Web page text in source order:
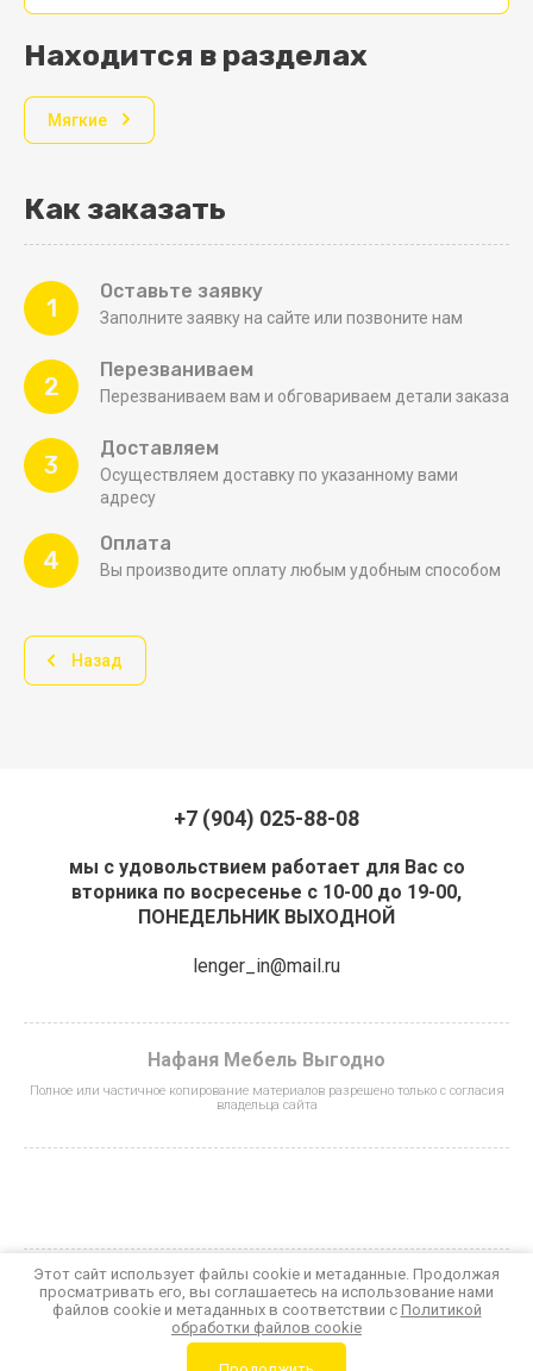
Находится в разделах
Мягкие
Как заказать
1
Оставьте заявку
Заполните заявку на сайте или позвоните нам
2
Перезваниваем
Перезваниваем вам и обговариваем детали заказа
3
Доставляем
Осуществляем доставку по указанному вами
адресу
4
Оплата
Вы производите оплату любым удобным способом
Назад
+7 (904) 025-88-08
мы с удовольствием работает для Вас со
вторника по восресенье с 10-00 до 19-00,
ПОНЕДЕЛЬНИК ВЫХОДНОЙ
lenger_in@mail.ru
Нафаня Мебель Выгодно
Полное или частичное копирование материалов разрешено только с согласия
владельца сайта
© 2023 - 2026 Нафаня Мебель Выгодно
Политика конфиденциальности
Мегагрупп.ру
Этот сайт использует файлы cookie и метаданные. Продолжая
просматривать его, вы соглашаетесь на использование нами
файлов cookie и метаданных в соответствии с Политикой
обработки файлов cookie